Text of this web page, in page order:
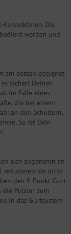
Konnektoren. Die
werden und
am besten geeignet
sichert Deinen
Im Falle eines
die bei einem
an den Schultern,
So ist Dein
sich angenehm an
reduzieren sie nicht
den 5-Punkt-Gurt
die Polster zum
in das Gurtsystem